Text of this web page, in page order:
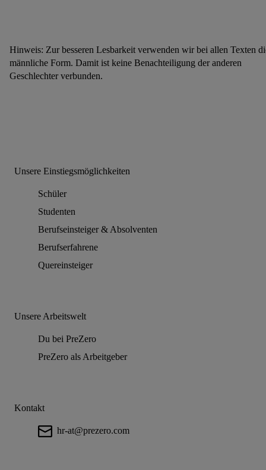
Hinweis: Zur besseren Lesbarkeit verwenden wir bei allen Texten
männliche Form. Damit ist keine Benachteiligung der anderen
Geschlechter verbunden.
Unsere Einstiegsmöglichkeiten
Schüler
Studenten
Berufseinsteiger & Absolventen
Berufserfahrene
Quereinsteiger
Unsere Arbeitswelt
Du bei PreZero
PreZero als Arbeitgeber
Kontakt
hr-at@prezero.com